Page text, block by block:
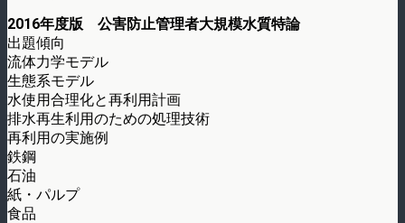
2016年度版 公害防止管理者大規模水質特論
出題傾向
流体力学モデル
生態系モデル
水使用合理化と再利用計画
排水再生利用のための処理技術
再利用の実施例
鉄鋼
石油
紙・パルプ
食品